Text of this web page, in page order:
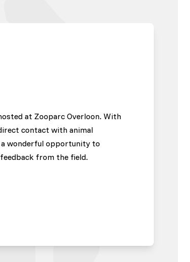
at Zooparc Overloon. With
contact with animal
a wonderful opportunity to
from the field.